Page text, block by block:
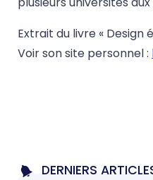
Extrait du livre « Design
Voir son site personnel :
DERNIERS